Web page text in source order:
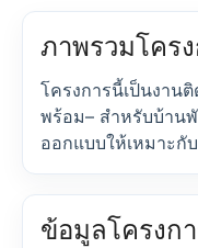
ภาพรวมโคร
โครงการนี้เป็นงาน
พร้อม– สำหรับบ้าน
ออกแบบให้เหมาะกั
ข้อมูลโครงก